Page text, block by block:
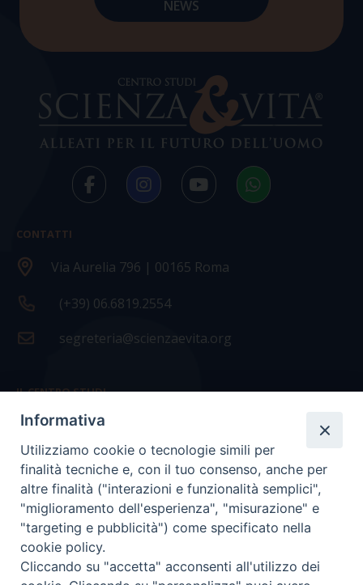
CONTATTI
Via Aurelia 796 | 00165 Roma
(+39) 06.6819.2554
segreteria@scienzaevita.org
IL CENTRO STUDI
La nostra storia
Statuto
Presidenza e ufficio presidenza
Consiglio scientifico
Coordinamento nazionale
Informativa
Utilizziamo cookie o tecnologie simili per
finalità tecniche e, con il tuo consenso, anche per
altre finalità ("interazioni e funzionalità semplici",
"miglioramento dell'esperienza", "misurazione" e
"targeting e pubblicità") come specificato nella
cookie policy.
Cliccando su "accetta" acconsenti all'utilizzo dei